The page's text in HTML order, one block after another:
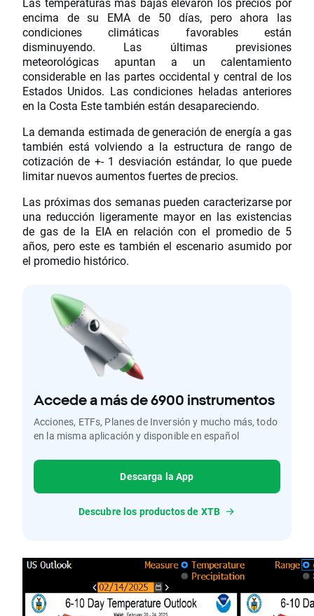
encima de su EMA de 50 días, pero ahora las
condiciones climáticas favorables están
disminuyendo. Las últimas previsiones
meteorológicas apuntan a un calentamiento
considerable en las partes occidental y central de los
Estados Unidos. Las condiciones heladas anteriores
en la Costa Este también están desapareciendo.
La demanda estimada de generación de energía a gas
también está volviendo a la estructura de rango de
cotización de +- 1 desviación estándar, lo que puede
limitar nuevos aumentos fuertes de precios.
Las próximas dos semanas pueden caracterizarse por
una reducción ligeramente mayor en las existencias
de gas de la EIA en relación con el promedio de 5
años, pero este es también el escenario asumido por
el promedio histórico.
Accede a más de 6900 instrumentos
Acciones, ETFs, Planes de Inversión y mucho más, todo
en la misma aplicación y disponible en español
Descarga la App
Descubre los productos de XTB